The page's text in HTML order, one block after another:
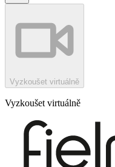
Vyzkoušet virtuálně
Vyzkoušet virtuálně